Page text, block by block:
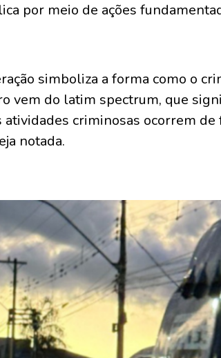
por meio de ações
simboliza a forma como o
vem do latim spectrum, que
atividades criminosas ocorrem
notada.